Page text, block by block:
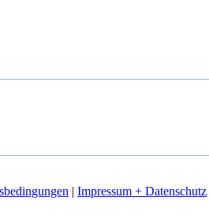
| Impressum + Datenschutz